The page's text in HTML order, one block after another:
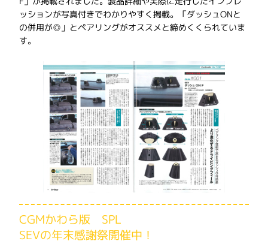
ッションが写真付きでわかりやすく掲載。「ダッシュONと
の併用が◎」とペアリングがオススメと締めくくられていま
す。
CGMかわら版 SPL
SEVの年末感謝祭開催中！